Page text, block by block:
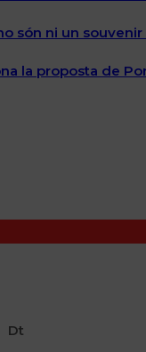
són ni un
la proposta de
Dt